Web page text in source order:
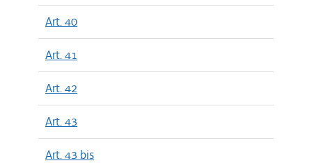
Art. 40
Art. 41
Art. 42
Art. 43
Art. 43 bis